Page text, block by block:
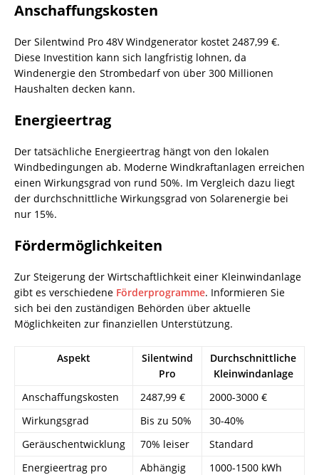
Anschaffungskosten
Der Silentwind Pro 48V Windgenerator kostet 2487,99 €.
Diese Investition kann sich langfristig lohnen, da
Windenergie den Strombedarf von über 300 Millionen
Haushalten decken kann.
Energieertrag
Der tatsächliche Energieertrag hängt von den lokalen
Windbedingungen ab. Moderne Windkraftanlagen erreichen
einen Wirkungsgrad von rund 50%. Im Vergleich dazu liegt
der durchschnittliche Wirkungsgrad von Solarenergie bei
nur 15%.
Fördermöglichkeiten
Zur Steigerung der Wirtschaftlichkeit einer Kleinwindanlage
gibt es verschiedene Förderprogramme. Informieren Sie
sich bei den zuständigen Behörden über aktuelle
Möglichkeiten zur finanziellen Unterstützung.
Aspekt
Silentwind
Pro
Durchschnittliche
Kleinwindanlage
Anschaffungskosten
2487,99 €
2000-3000 €
Wirkungsgrad
Bis zu 50%
30-40%
Geräuschentwicklung
70% leiser
Standard
Energieertrag pro
Abhängig
1000-1500 kWh